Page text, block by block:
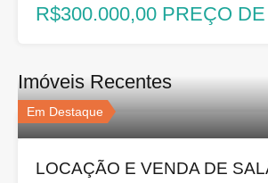
R$300.000,00 PREÇO
Imóveis Recentes
Em Destaque
LOCAÇÃO E VENDA DE